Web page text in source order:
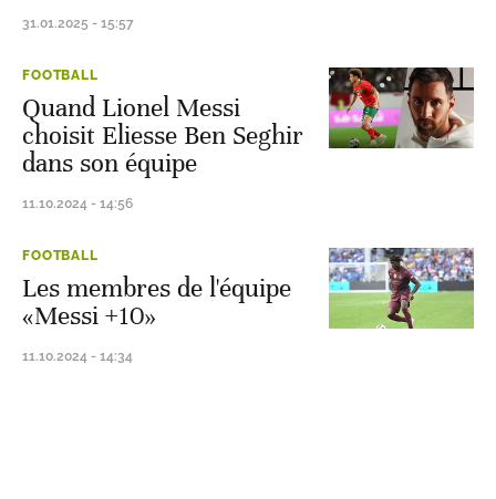
31.01.2025 - 15:57
FOOTBALL
Quand Lionel Messi
choisit Eliesse Ben Seghir
dans son équipe
11.10.2024 - 14:56
FOOTBALL
Les membres de l'équipe
«Messi +10»
11.10.2024 - 14:34